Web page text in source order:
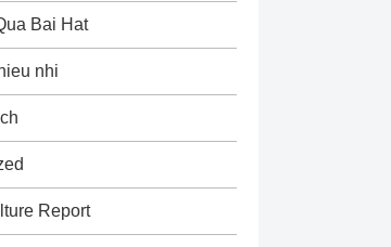
Bai Hat
nhi
Report